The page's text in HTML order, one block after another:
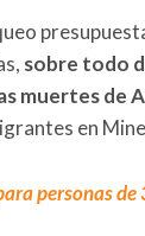
sobre todo
muertes de
en
personas de